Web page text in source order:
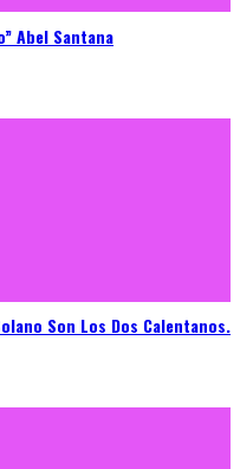
Abel Santana
Son Los Dos Calentanos.